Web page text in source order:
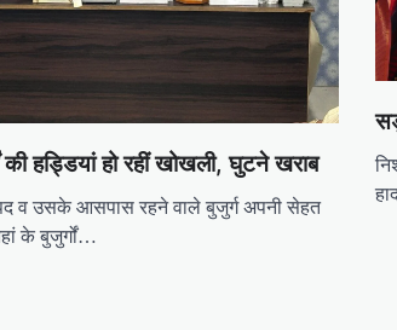
की हड्डियां हो रहीं खोखली, घुटने खराब
व उसके आसपास रहने वाले बुजुर्ग अपनी सेहत
के बुजुर्गों…